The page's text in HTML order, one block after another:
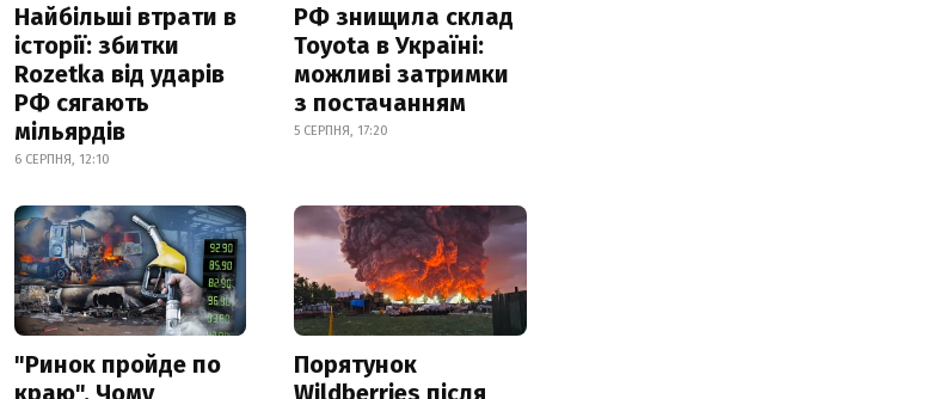
Найбільші втрати в
історії: збитки
Rozetka від ударів
РФ сягають
мільярдів
6 СЕРПНЯ, 12:10
РФ знищила склад
Toyota в Україні:
можливі затримки
з постачанням
5 СЕРПНЯ, 17:20
"Ринок пройде по
краю". Чому
Порятунок
Wildberries після